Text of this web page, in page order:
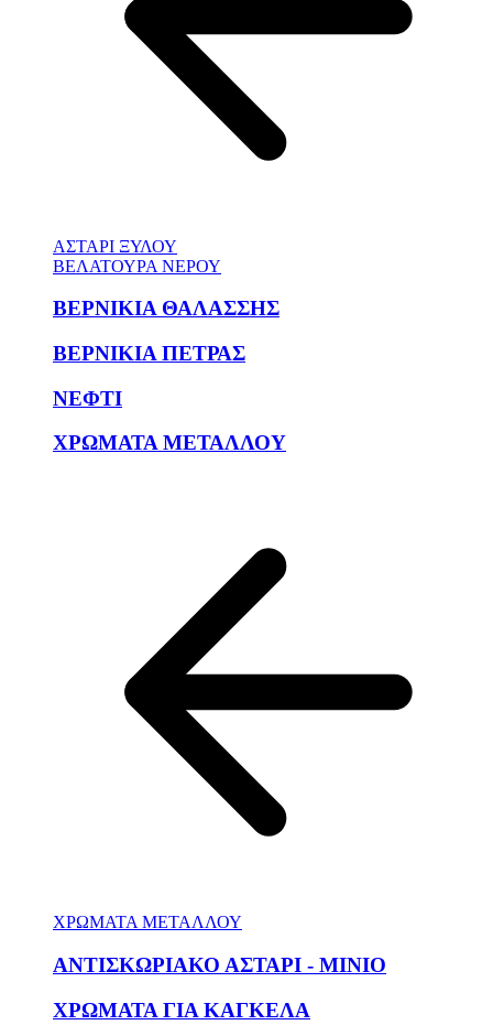
ΑΣΤΑΡΙ ΞΥΛΟΥ
ΒΕΛΑΤΟΥΡΑ ΝΕΡΟΥ
ΒΕΡΝΙΚΙΑ ΘΑΛΑΣΣΗΣ
ΒΕΡΝΙΚΙΑ ΠΕΤΡΑΣ
ΝΕΦΤΙ
ΧΡΩΜΑΤΑ ΜΕΤΑΛΛΟΥ
ΧΡΩΜΑΤΑ ΜΕΤΑΛΛΟΥ
ΑΝΤΙΣΚΩΡΙΑΚΟ ΑΣΤΑΡΙ - ΜΙΝΙΟ
ΧΡΩΜΑΤΑ ΓΙΑ ΚΑΓΚΕΛΑ